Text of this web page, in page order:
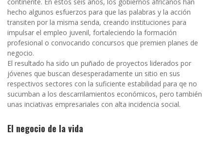
continente. En estos seis años, los gobiernos africanos han
hecho algunos esfuerzos para que las palabras y la acción
transiten por la misma senda, creando instituciones para
impulsar el empleo juvenil, fortaleciendo la formación
profesional o convocando concursos que premien planes de
negocio.
El resultado ha sido un puñado de proyectos liderados por
jóvenes que buscan desesperadamente un sitio en sus
respectivos sectores con la suficiente estabilidad para qe no
sucumban a los descarrilamientos económicos, pero también
unas inciativas empresariales con alta incidencia social.
El negocio de la vida